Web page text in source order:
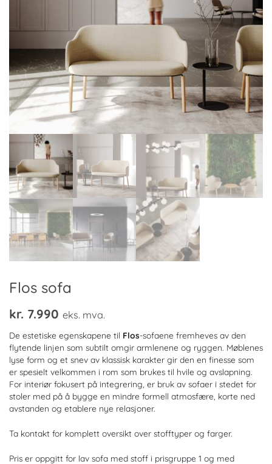
Flos sofa
kr. 7.990 eks. mva.
De estetiske egenskapene til Flos-sofaene fremheves av den
flytende linjen som subtilt omgir armlenene og ryggen. Møblenes
lyse form og et snev av klassisk karakter gir den en finesse som
er spesielt velkommen i rom som brukes til hvile og avslapning.
For interiør fokusert på integrering, er bruk av sofaer i stedet for
stoler med på å bygge en mindre formell atmosfære, korte ned
avstanden og etablere nye relasjoner.
Ta kontakt for komplett oversikt over stofftyper og farger.
Pris er oppgitt for lav sofa med stoff i prisgruppe 1 og med